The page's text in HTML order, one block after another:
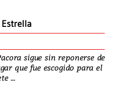
Estrella
sigue sin reponerse de
que fue escogido para el
...